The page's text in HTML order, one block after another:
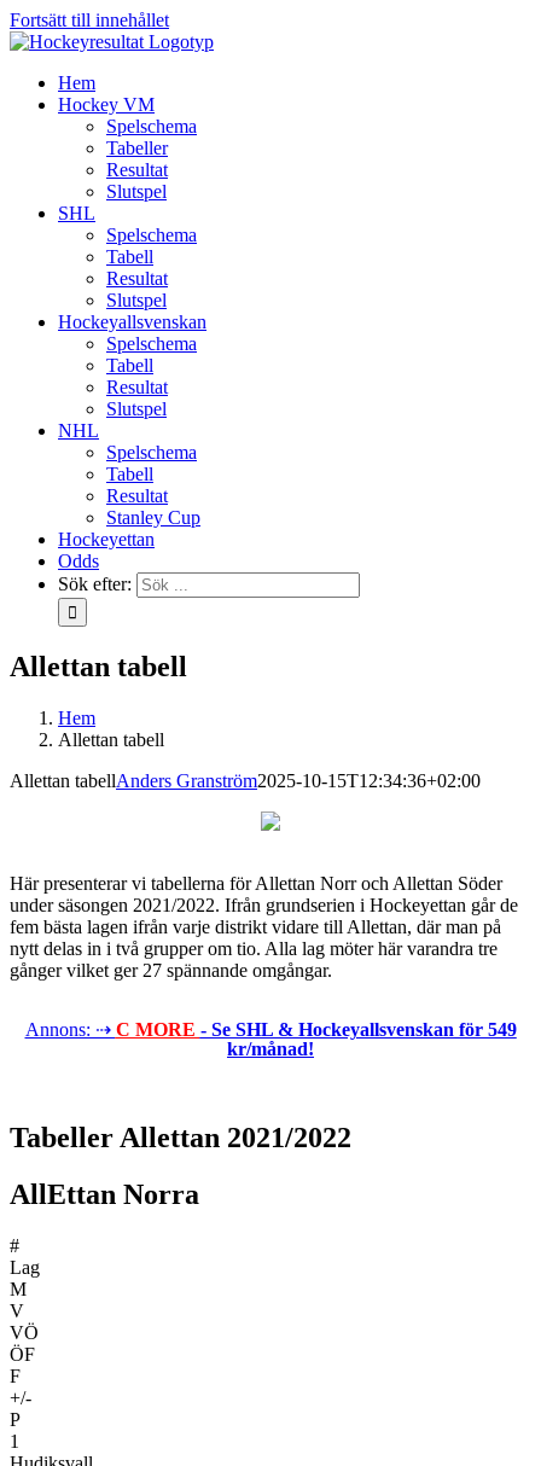
Fortsätt till innehållet
Hem
Hockey VM
Spelschema
Tabeller
Resultat
Slutspel
SHL
Spelschema
Tabell
Resultat
Slutspel
Hockeyallsvenskan
Spelschema
Tabell
Resultat
Slutspel
NHL
Spelschema
Tabell
Resultat
Stanley Cup
Hockeyettan
Odds
Sök efter:
Allettan tabell
Hem
Allettan tabell
Allettan tabellAnders Granström2025-10-15T12:34:36+02:00
Här presenterar vi tabellerna för Allettan Norr och Allettan Söder
under säsongen 2021/2022. Ifrån grundserien i Hockeyettan går de
fem bästa lagen ifrån varje distrikt vidare till Allettan, där man på
nytt delas in i två grupper om tio. Alla lag möter här varandra tre
gånger vilket ger 27 spännande omgångar.
Annons: ⇢ C MORE - Se SHL & Hockeyallsvenskan för 549
kr/månad!
Tabeller Allettan 2021/2022
AllEttan Norra
#
Lag
M
V
VÖ
ÖF
F
+/-
P
1